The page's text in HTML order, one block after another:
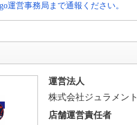
運営事務局まで通報ください。
運営法人
株式会社ジュラメント
店舗運営責任者